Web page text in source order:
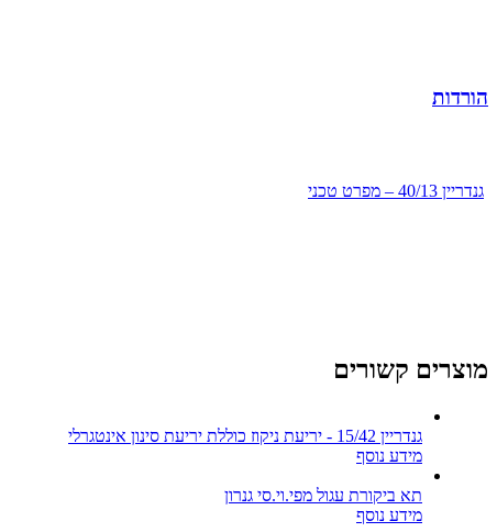
הורדות
גנדריין 40/13 – מפרט טכני
מוצרים קשורים
גנדריין 15/42 - יריעת ניקוז כוללת יריעת סינון אינטגרלי
מידע נוסף
תא ביקורת עגול מפי.וי.סי גנרון
מידע נוסף